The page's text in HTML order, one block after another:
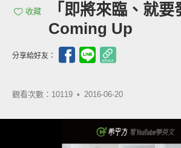
收藏
「即將來臨、就
Coming Up
分享給好友：
觀看次數：10119 • 2016-06-20